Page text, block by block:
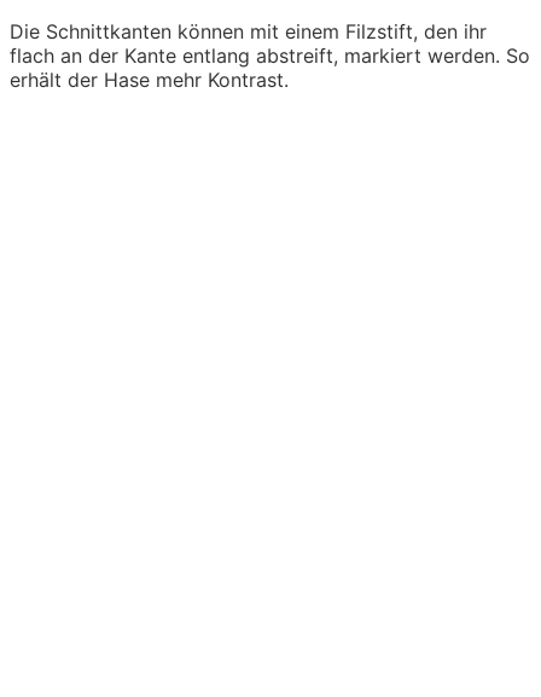
Die Schnittkanten können mit einem Filzstift, den ihr
flach an der Kante entlang abstreift, markiert werden. So
erhält der Hase mehr Kontrast.